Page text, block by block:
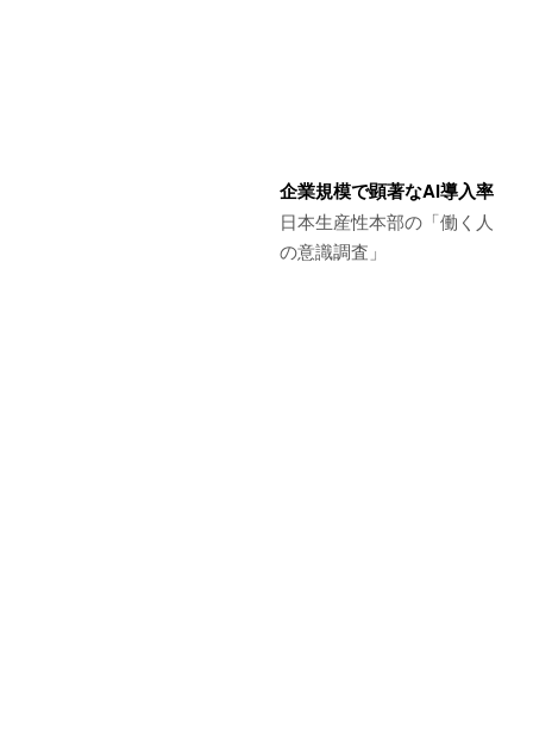
企業規模で顕著なAI導入率
日本生産性本部の「働く人
の意識調査」